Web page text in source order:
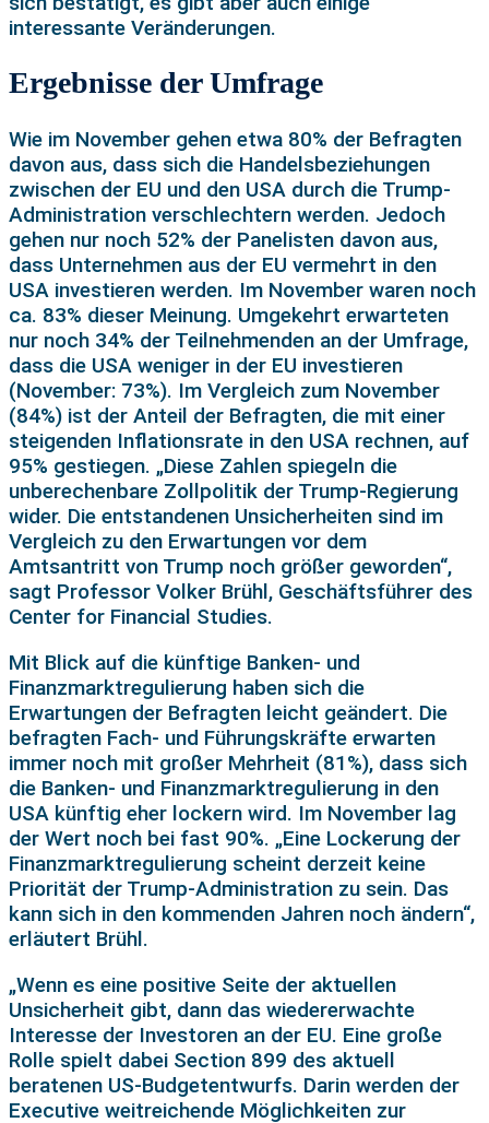
interessante Veränderungen.
Ergebnisse der Umfrage
Wie im November gehen etwa 80% der Befragten
davon aus, dass sich die Handelsbeziehungen
zwischen der EU und den USA durch die Trump-
Administration verschlechtern werden. Jedoch
gehen nur noch 52% der Panelisten davon aus,
dass Unternehmen aus der EU vermehrt in den
USA investieren werden. Im November waren noch
ca. 83% dieser Meinung. Umgekehrt erwarteten
nur noch 34% der Teilnehmenden an der Umfrage,
dass die USA weniger in der EU investieren
(November: 73%). Im Vergleich zum November
(84%) ist der Anteil der Befragten, die mit einer
steigenden Inflationsrate in den USA rechnen, auf
95% gestiegen. „Diese Zahlen spiegeln die
unberechenbare Zollpolitik der Trump-Regierung
wider. Die entstandenen Unsicherheiten sind im
Vergleich zu den Erwartungen vor dem
Amtsantritt von Trump noch größer geworden“,
sagt Professor Volker Brühl, Geschäftsführer des
Center for Financial Studies.
Mit Blick auf die künftige Banken- und
Finanzmarktregulierung haben sich die
Erwartungen der Befragten leicht geändert. Die
befragten Fach- und Führungskräfte erwarten
immer noch mit großer Mehrheit (81%), dass sich
die Banken- und Finanzmarktregulierung in den
USA künftig eher lockern wird. Im November lag
der Wert noch bei fast 90%. „Eine Lockerung der
Finanzmarktregulierung scheint derzeit keine
Priorität der Trump-Administration zu sein. Das
kann sich in den kommenden Jahren noch ändern“,
erläutert Brühl.
„Wenn es eine positive Seite der aktuellen
Unsicherheit gibt, dann das wiedererwachte
Interesse der Investoren an der EU. Eine große
Rolle spielt dabei Section 899 des aktuell
beratenen US-Budgetentwurfs. Darin werden der
Executive weitreichende Möglichkeiten zur